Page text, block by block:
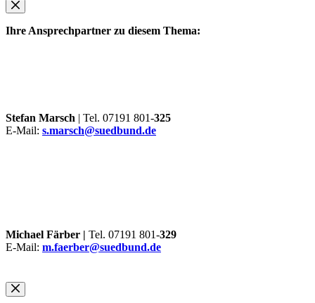
Ihre Ansprechpartner zu diesem Thema:
Stefan Marsch | Tel. 07191 801-325
E-Mail: s.marsch@suedbund.de
Michael Färber | Tel. 07191 801-329
E-Mail: m.faerber@suedbund.de